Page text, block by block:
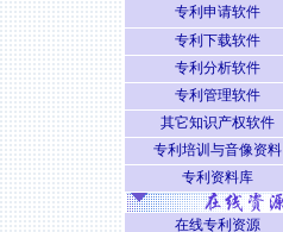
专利申请软件
专利下载软件
专利分析软件
专利管理软件
其它知识产权软件
专利培训与音像资料
专利资料库
在线专利资源